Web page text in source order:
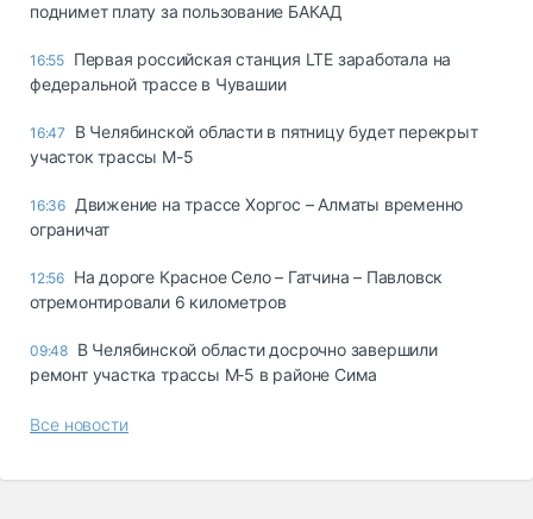
поднимет плату за пользование БАКАД
16:55 Первая российская станция LTE заработала на
федеральной трассе в Чувашии
16:47
В Челябинской области в пятницу будет перекрыт
участок трассы М-5
16:36 Движение на трассе Хоргос – Алматы временно
ограничат
12:56 На дороге Красное Село – Гатчина – Павловск
отремонтировали 6 километров
09:48 В Челябинской области досрочно завершили
ремонт участка трассы М‑5 в районе Сима
Все новости